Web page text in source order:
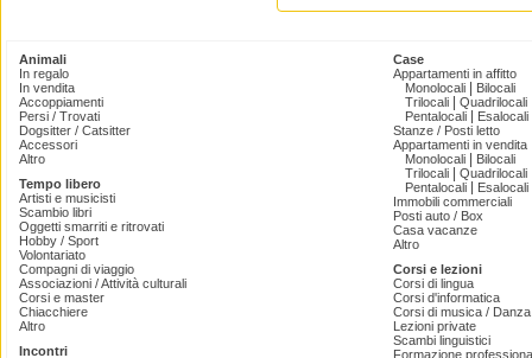
Animali
In regalo
In vendita
Accoppiamenti
Persi / Trovati
Dogsitter / Catsitter
Accessori
Altro
Tempo libero
Artisti e musicisti
Scambio libri
Oggetti smarriti e ritrovati
Hobby / Sport
Volontariato
Compagni di viaggio
Associazioni / Attività culturali
Corsi e master
Chiacchiere
Altro
Incontri
Case
Appartamenti in affitto
Monolocali
Bilocali
Trilocali
Quadrilocali
Pentalocali
Esalocali
Stanze / Posti letto
Appartamenti in vendita
Monolocali
Bilocali
Trilocali
Quadrilocali
Pentalocali
Esalocali
Immobili commerciali
Posti auto / Box
Casa vacanze
Altro
Corsi e lezioni
Corsi di lingua
Corsi d'informatica
Corsi di musica /
Lezioni private
Scambi linguistici
Formazione